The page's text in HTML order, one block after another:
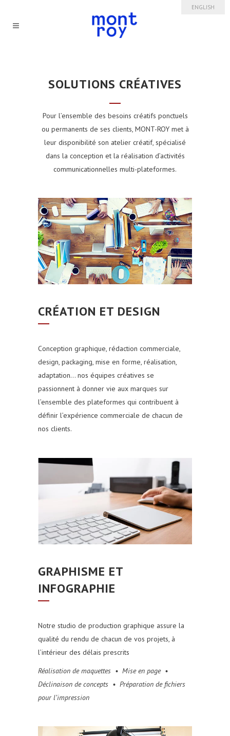
SOLUTIONS CRÉATIVES
Pour l’ensemble des besoins créatifs ponctuels
ou permanents de ses clients, MONT-ROY met à
leur disponibilité son atelier créatif, spécialisé
dans la conception et la réalisation d’activités
communicationnelles multi-plateformes.
CRÉATION ET DESIGN
Conception graphique, rédaction commerciale,
design, packaging, mise en forme, réalisation,
adaptation… nos équipes créatives se
passionnent à donner vie aux marques sur
l’ensemble des plateformes qui contribuent à
définir l’expérience commerciale de chacun de
nos clients.
GRAPHISME ET
INFOGRAPHIE
Notre studio de production graphique assure la
qualité du rendu de chacun de vos projets, à
l’intérieur des délais prescrits
Réalisation de maquettes • Mise en page •
Déclinaison de concepts • Préparation de fichiers
pour l’impression
ENGLISH